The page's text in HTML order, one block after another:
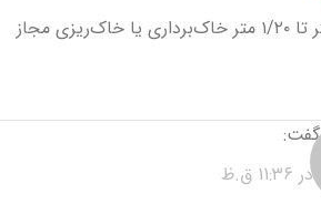
بله، حداکثر تا ۱/۲۰ متر خاک‌برداری یا خاک‌ریزی مجاز
گفت: